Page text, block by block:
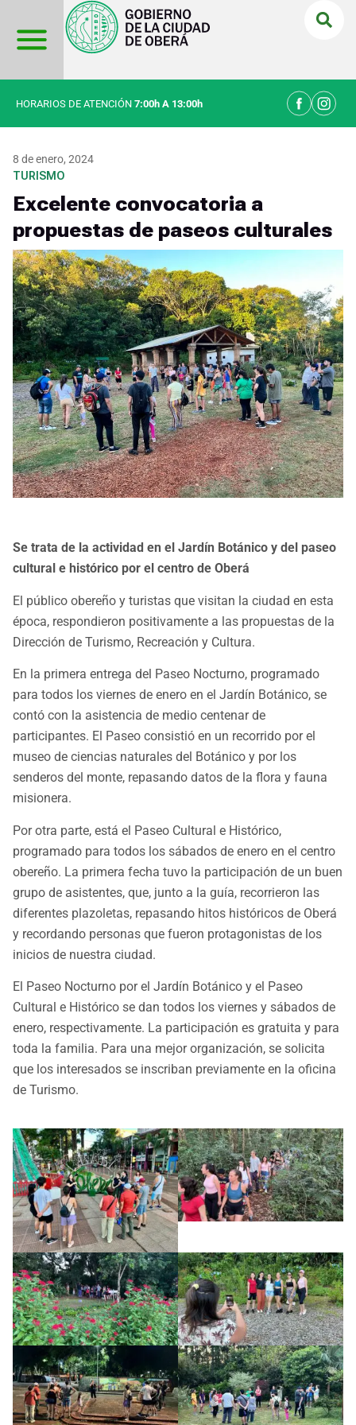
contenido
HORARIOS DE ATENCIÓN 7:00h A 13:00h
8 de enero, 2024
TURISMO
Excelente convocatoria a
propuestas de paseos culturales
Se trata de la actividad en el Jardín Botánico y del paseo
cultural e histórico por el centro de Oberá
El público obereño y turistas que visitan la ciudad en esta
época, respondieron positivamente a las propuestas de la
Dirección de Turismo, Recreación y Cultura.
En la primera entrega del Paseo Nocturno, programado
para todos los viernes de enero en el Jardín Botánico, se
contó con la asistencia de medio centenar de
participantes. El Paseo consistió en un recorrido por el
museo de ciencias naturales del Botánico y por los
senderos del monte, repasando datos de la flora y fauna
misionera.
Por otra parte, está el Paseo Cultural e Histórico,
programado para todos los sábados de enero en el centro
obereño. La primera fecha tuvo la participación de un buen
grupo de asistentes, que, junto a la guía, recorrieron las
diferentes plazoletas, repasando hitos históricos de Oberá
y recordando personas que fueron protagonistas de los
inicios de nuestra ciudad.
El Paseo Nocturno por el Jardín Botánico y el Paseo
Cultural e Histórico se dan todos los viernes y sábados de
enero, respectivamente. La participación es gratuita y para
toda la familia. Para una mejor organización, se solicita
que los interesados se inscriban previamente en la oficina
de Turismo.